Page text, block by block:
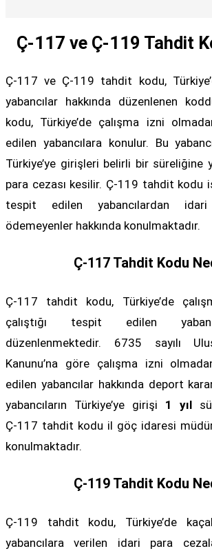
Ç-117 ve Ç-119 Tahdit
Ç-117 ve Ç-119 tahdit kodu,
yabancılar hakkında düzenlenen
kodu, Türkiye’de çalışma izni
edilen yabancılara konulur. Bu
Türkiye’ye girişleri belirli bir süreliğine
para cezası kesilir. Ç-119 tahdit kodu
tespit edilen yabancılardan idari
ödemeyenler hakkında konulmaktadır.
Ç-117 Tahdit Kodu
Ç-117 tahdit kodu, Türkiye’de
çalıştığı tespit edilen
düzenlenmektedir. 6735 sayılı
Kanunu’na göre çalışma izni
edilen yabancılar hakkında deport
yabancıların Türkiye’ye girişi 1 yıl
Ç-117 tahdit kodu il göç idaresi
konulmaktadır.
Ç-119 Tahdit Kodu
Ç-119 tahdit kodu, Türkiye’de
yabancılara verilen idari para